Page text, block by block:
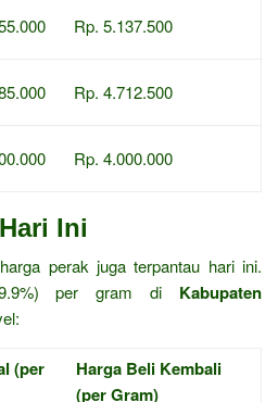
Rp. 5.137.500
Rp. 4.712.500
Rp. 4.000.000
Ini
perak juga terpantau hari ini.
per gram di Kabupaten
(per
Harga Beli Kembali
(per Gram)